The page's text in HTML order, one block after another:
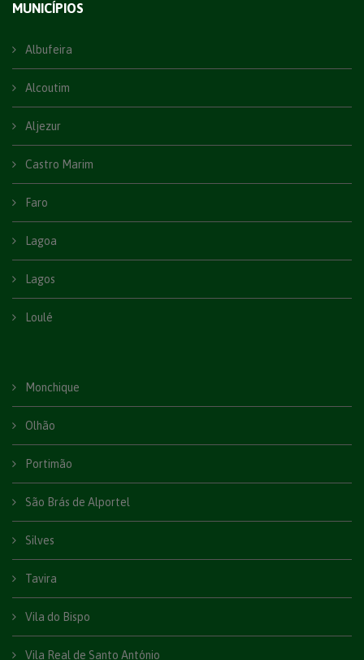
MUNICÍPIOS
Albufeira
Alcoutim
Aljezur
Castro Marim
Faro
Lagoa
Lagos
Loulé
Monchique
Olhão
Portimão
São Brás de Alportel
Silves
Tavira
Vila do Bispo
Vila Real de Santo António